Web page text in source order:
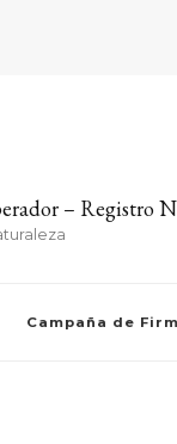
– Registro
Campaña de